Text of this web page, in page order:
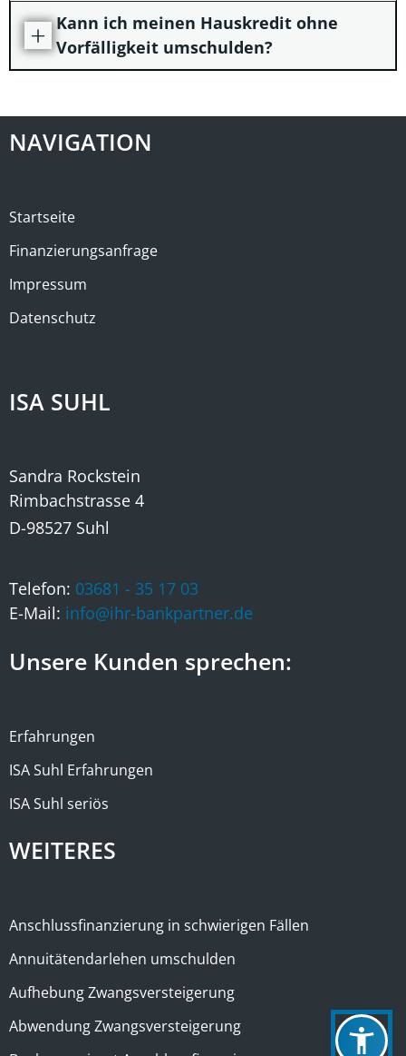
Kann ich meinen Hauskredit ohne
Vorfälligkeit umschulden?
NAVIGATION
Startseite
Finanzierungsanfrage
Impressum
Datenschutz
ISA SUHL
Sandra Rockstein
Rimbachstrasse 4
D-98527 Suhl
Telefon: 03681 - 35 17 03
E-Mail: info@ihr-bankpartner.de
Unsere Kunden sprechen:
Erfahrungen
ISA Suhl Erfahrungen
ISA Suhl seriös
WEITERES
Anschlussfinanzierung in schwierigen Fällen
Annuitätendarlehen umschulden
Aufhebung Zwangsversteigerung
Abwendung Zwangsversteigerung